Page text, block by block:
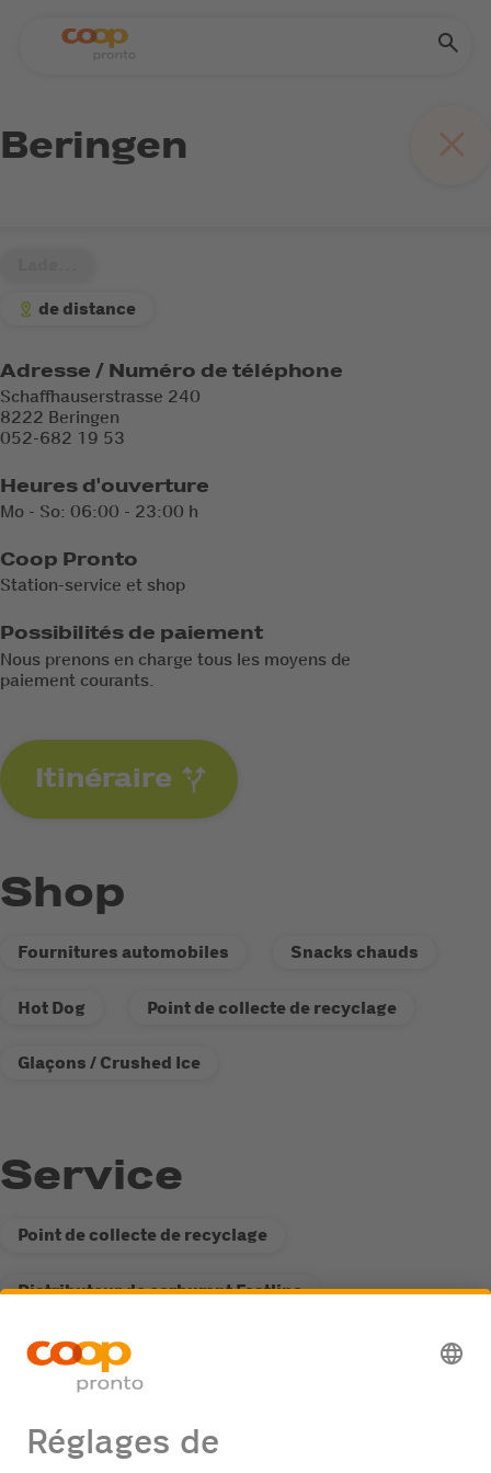
Beringen
de distance
Adresse / Numéro de téléphone
Schaffhauserstrasse 240
8222 Beringen
052-682 19 53
Heures d'ouverture
Mo - So: 06:00 - 23:00 h
Coop Pronto
Station-service et shop
Possibilités de paiement
Nous prenons en charge tous les moyens de
paiement courants.
Itinéraire
Shop
Fournitures automobiles Snacks chauds
Hot Dog Point de collecte de recyclage
Glaçons / Crushed Ice
Service
Point de collecte de recyclage
Distributeur de carburant Fastline
Possibilité de passage de camions